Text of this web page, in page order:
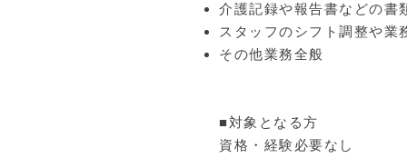
介護記録や報告書などの書
スタッフのシフト調整や業
その他業務全般
■対象となる方
資格・経験必要なし